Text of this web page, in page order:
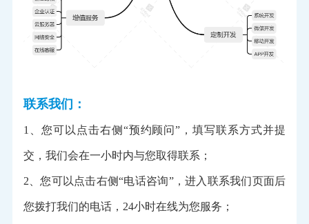
联系我们：
1、您可以点击右侧“预约顾问”，填写联系方式并提
交，我们会在一小时内与您取得联系；
2、您可以点击右侧“电话咨询”，进入联系我们页面后
您拨打我们的电话，24小时在线为您服务；